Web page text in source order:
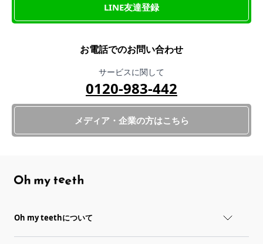
LINE友達登録
お電話でのお問い合わせ
サービスに関して
0120-983-442
メディア・企業の方はこちら
Oh my teethについて